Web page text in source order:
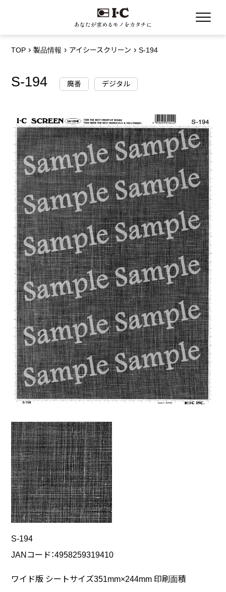
あなたが求めるモノをカタチに
TOP 製品情報 アイシースクリーン S-194
S-194 廃番 デジタル
S-194
JANコード：4958259319410
ワイド版 シートサイズ351mm×244mm 印刷面積